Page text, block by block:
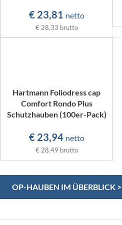
€23,81 netto
€ 28,33 brutto
Hartmann Foliodress cap
Comfort Rondo Plus
Schutzhauben (100er-Pack)
€23,94 netto
€ 28,49 brutto
OP-HAUBEN IM ÜBERBLICK >